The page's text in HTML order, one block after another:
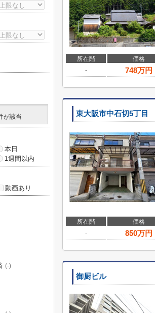
所在階
価格
-
748万円
東大阪市中石切5丁目
所在階
価格
-
850万円
御厨ビル
が該当
本日
1週間以内
動画あり
(-)